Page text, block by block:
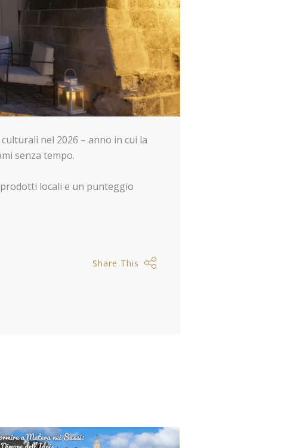
nel 2026 – anno in cui la
senza tempo.
prodotti locali e un punteggio
Share This